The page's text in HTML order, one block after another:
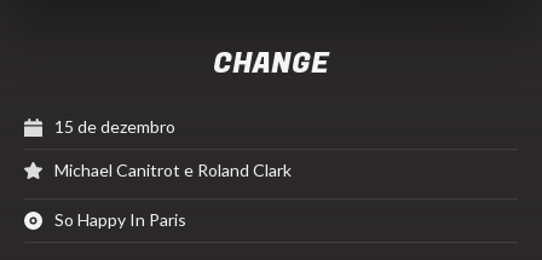
CHANGE
15 de dezembro
Michael Canitrot e Roland Clark
So Happy In Paris